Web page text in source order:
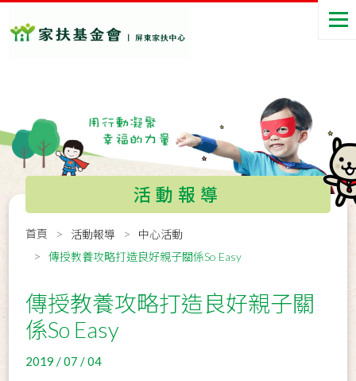
活動報導
首頁 活動報導
中心活動
傳授教養攻略打造良好親子關係So Easy
傳授教養攻略打造良好親子關
係So Easy
2019 / 07 / 04